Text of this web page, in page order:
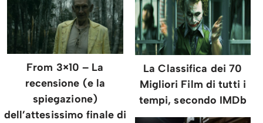
From 3×10 – La
recensione (e la
spiegazione)
dell’attesissimo finale di
La Classifica dei 70
Migliori Film di tutti i
tempi, secondo IMDb